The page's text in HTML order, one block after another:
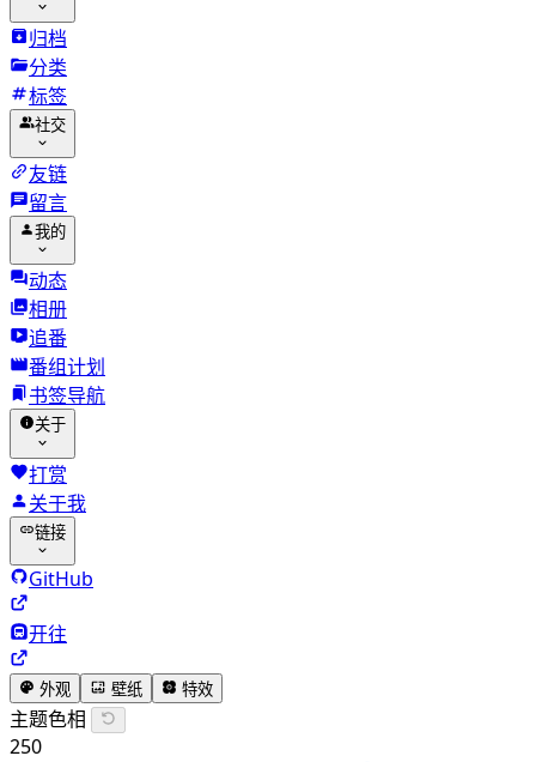
归档
分类
标签
社交
友链
留言
我的
动态
相册
追番
番组计划
书签导航
关于
打赏
关于我
链接
GitHub
开往
外观 壁纸 特效
主题色相
250